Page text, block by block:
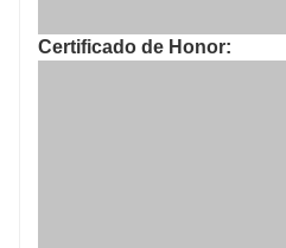
Certificado de Honor: